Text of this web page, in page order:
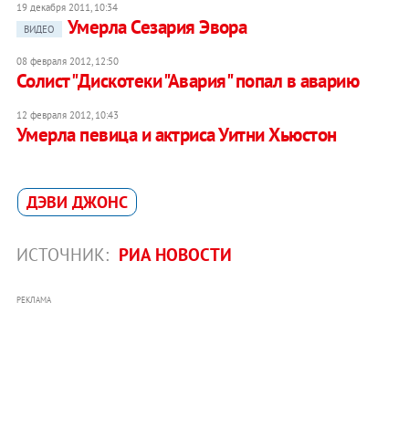
19 декабря 2011, 10:34
ВИДЕО
Умерла Сезария Эвора
08 февраля 2012, 12:50
Солист "Дискотеки "Авария" попал в аварию
12 февраля 2012, 10:43
Умерла певица и актриса Уитни Хьюстон
ДЭВИ ДЖОНС
ИСТОЧНИК: РИА НОВОСТИ
РЕКЛАМА